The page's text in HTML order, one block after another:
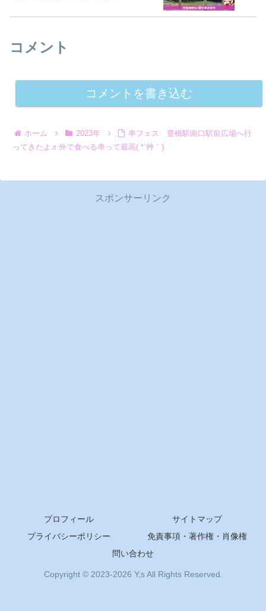
コメント
コメントを書き込む
ホーム 2023年
串フェス 豊橋駅南口駅前広場へ行
ってきたよ♬外で食べる串って最高( *´艸｀)
スポンサーリンク
プロフィール
サイトマップ
プライバシーポリシー
免責事項・著作権・肖像権
問い合わせ
Copyright © 2023-2026 Y,s All Rights Reserved.